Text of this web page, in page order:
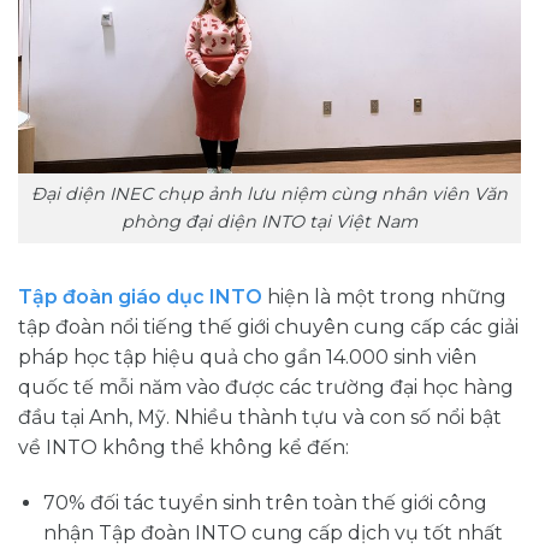
Đại diện INEC chụp ảnh lưu niệm cùng nhân viên Văn
phòng đại diện INTO tại Việt Nam
Tập đoàn giáo dục INTO hiện là một trong những
tập đoàn nổi tiếng thế giới chuyên cung cấp các giải
pháp học tập hiệu quả cho gần 14.000 sinh viên
quốc tế mỗi năm vào được các trường đại học hàng
đầu tại Anh, Mỹ. Nhiều thành tựu và con số nổi bật
về INTO không thể không kể đến:
70% đối tác tuyển sinh trên toàn thế giới công
nhận Tập đoàn INTO cung cấp dịch vụ tốt nhất